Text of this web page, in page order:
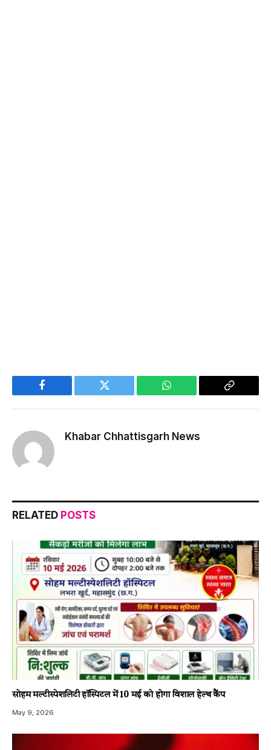
Facebook Twitter WhatsApp
Copy
Khabar Chhattisgarh News
RELATED POSTS
सोहम मल्टीस्पेशलिटी हॉस्पिटल में 10 मई को होगा विशाल हेल्थ कैंप
May 9, 2026